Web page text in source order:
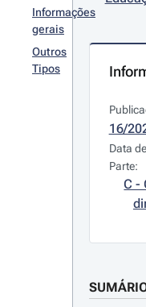
Informações
gerais
Outros
Tipos
16/
Data
Parte:
C -